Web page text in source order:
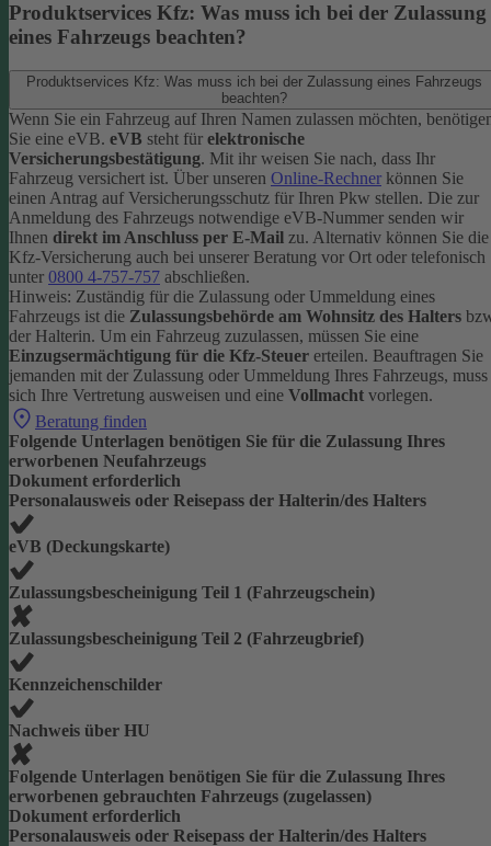
Produktservices Kfz: Was muss ich bei der Zulassung
eines Fahrzeugs beachten?
Produktservices Kfz: Was muss ich bei der Zulassung eines Fahrzeugs
beachten?
Wenn Sie ein Fahrzeug auf Ihren Namen zulassen möchten,
Sie eine eVB. eVB steht für elektronische
Versicherungsbestätigung. Mit ihr weisen Sie nach, dass Ihr
Fahrzeug versichert ist. Über unseren Online-Rechner können Sie
einen Antrag auf Versicherungsschutz für Ihren Pkw stellen. Die zur
Anmeldung des Fahrzeugs notwendige eVB-Nummer senden wir
Ihnen direkt im Anschluss per E-Mail zu. Alternativ können Sie die
Kfz-Versicherung auch bei unserer Beratung vor Ort oder telefonisch
unter 0800 4-757-757 abschließen.
Hinweis: Zuständig für die Zulassung oder Ummeldung eines
Fahrzeugs ist die Zulassungsbehörde am Wohnsitz des Halters
der Halterin. Um ein Fahrzeug zuzulassen, müssen Sie eine
Einzugsermächtigung für die Kfz-Steuer erteilen. Beauftragen Sie
jemanden mit der Zulassung oder Ummeldung Ihres Fahrzeugs, muss
sich Ihre Vertretung ausweisen und eine Vollmacht vorlegen.
Beratung finden
Folgende Unterlagen benötigen Sie für die Zulassung Ihres
erworbenen Neufahrzeugs
Dokument erforderlich
Personalausweis oder Reisepass der Halterin/des Halters
eVB (Deckungskarte)
Zulassungsbescheinigung Teil 1 (Fahrzeugschein)
Zulassungsbescheinigung Teil 2 (Fahrzeugbrief)
Kennzeichenschilder
Nachweis über HU
Folgende Unterlagen benötigen Sie für die Zulassung Ihres
erworbenen gebrauchten Fahrzeugs (zugelassen)
Dokument erforderlich
Personalausweis oder Reisepass der Halterin/des Halters